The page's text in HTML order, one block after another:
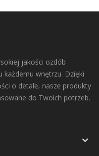
jakości ozdób
każdemu wnętrzu. Dzięki
o detale, nasze produkty
do Twoich potrzeb.
